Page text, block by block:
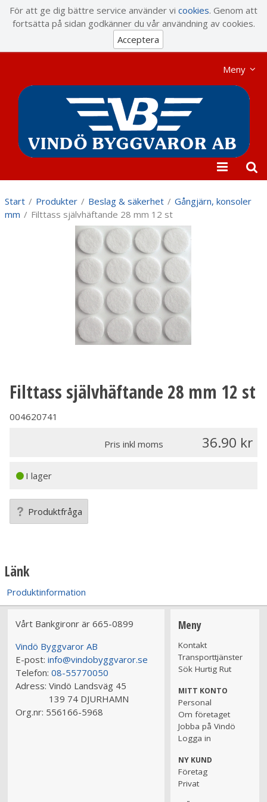
För att ge dig bättre service använder vi cookies. Genom att
fortsätta på sidan godkänner du vår användning av cookies.
Acceptera
Meny
Start / Produkter / Beslag & säkerhet / Gångjärn, konsoler
mm / Filttass självhäftande 28 mm 12 st
Filttass självhäftande 28 mm 12 st
004620741
Pris inkl moms 36.90
I lager
Produktfråga
Länk
Produktinformation
Vårt Bankgironr är 665-0899
Vindö Byggvaror AB
E-post: info@vindobyggvaror.se
Telefon: 08-55770050
Adress: Vindö Landsväg 45
139 74 DJURHAMN
Org.nr: 556166-5968
Meny
Kontakt
Transporttjänster
Sök Hurtig Rut
MITT KONTO
Personal
Om företaget
Jobba på Vindö
Logga in
NY KUND
Företag
Privat
Visa varukorgen Till kassan